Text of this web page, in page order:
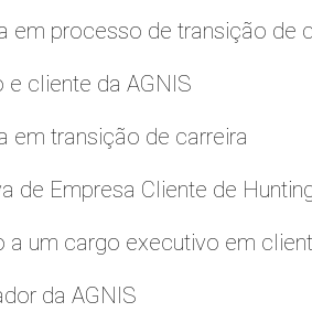
em processo de transição de
e cliente da AGNIS
em transição de carreira
de Empresa Cliente de
a um cargo executivo em
da AGNIS